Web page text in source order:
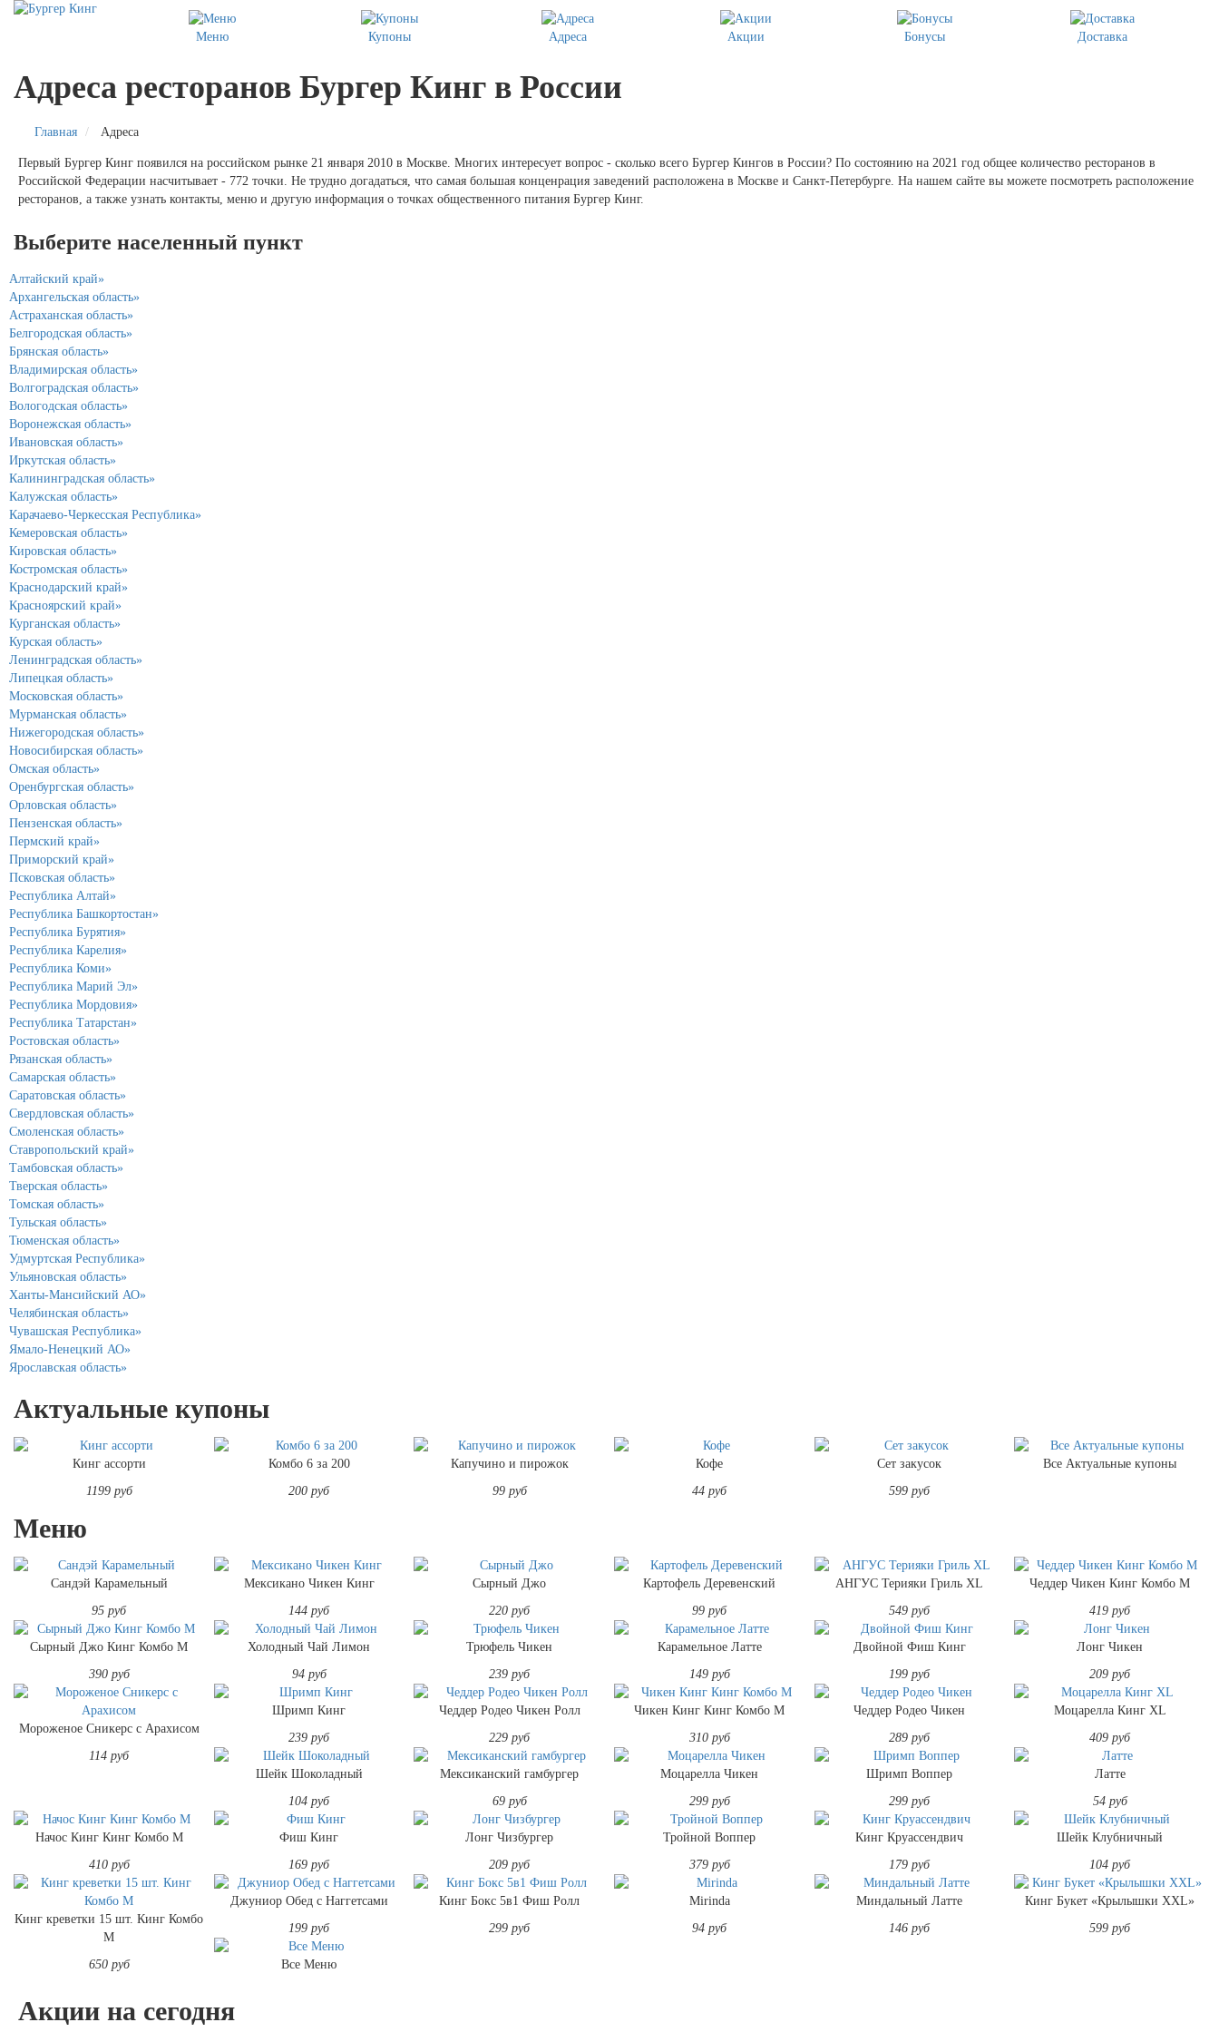
Меню Купоны Адреса Акции Бонусы Доставка
Адреса ресторанов Бургер Кинг в России
Главная Адреса
Первый Бургер Кинг появился на российском рынке 21 января 2010 в Москве. Многих интересует вопрос - сколько всего Бургер Кингов в России? По состоянию на 2021 год общее количество ресторанов в
Российской Федерации насчитывает - 772 точки. Не трудно догадаться, что самая большая конценрация заведений расположена в Москве и Санкт-Петербурге. На нашем сайте вы можете посмотреть расположение
ресторанов, а также узнать контакты, меню и другую информация о точках общественного питания Бургер Кинг.
Выберите населенный пункт
Алтайский край»
Архангельская область»
Астраханская область»
Белгородская область»
Брянская область»
Владимирская область»
Волгоградская область»
Вологодская область»
Воронежская область»
Ивановская область»
Иркутская область»
Калининградская область»
Калужская область»
Карачаево-Черкесская Республика»
Кемеровская область»
Кировская область»
Костромская область»
Краснодарский край»
Красноярский край»
Курганская область»
Курская область»
Ленинградская область»
Липецкая область»
Московская область»
Мурманская область»
Нижегородская область»
Новосибирская область»
Омская область»
Оренбургская область»
Орловская область»
Пензенская область»
Пермский край»
Приморский край»
Псковская область»
Республика Алтай»
Республика Башкортостан»
Республика Бурятия»
Республика Карелия»
Республика Коми»
Республика Марий Эл»
Республика Мордовия»
Республика Татарстан»
Ростовская область»
Рязанская область»
Самарская область»
Саратовская область»
Свердловская область»
Смоленская область»
Ставропольский край»
Тамбовская область»
Тверская область»
Томская область»
Тульская область»
Тюменская область»
Удмуртская Республика»
Ульяновская область»
Ханты-Мансийский АО»
Челябинская область»
Чувашская Республика»
Ямало-Ненецкий АО»
Ярославская область»
Актуальные купоны
Кинг ассорти
1199 руб
Комбо 6 за 200
200 руб
Капучино и пирожок
99 руб
Кофе
44 руб
Сет закусок
599 руб
Все Актуальные купоны
Меню
Сандэй Карамельный
95 руб
Мексикано Чикен Кинг
144 руб
Сырный Джо
220 руб
Картофель Деревенский
99 руб
АНГУС Терияки Гриль XL
549 руб
Чеддер Чикен Кинг Комбо M
419 руб
Сырный Джо Кинг Комбо M
390 руб
Холодный Чай Лимон
94 руб
Трюфель Чикен
239 руб
Карамельное Латте
149 руб
Двойной Фиш Кинг
199 руб
Лонг Чикен
209 руб
Мороженое Сникерс с Арахисом
114 руб
Шримп Кинг
239 руб
Чеддер Родео Чикен Ролл
229 руб
Чикен Кинг Кинг Комбо M
310 руб
Чеддер Родео Чикен
289 руб
Моцарелла Кинг XL
409 руб
Шейк Шоколадный
104 руб
Мексиканский гамбургер
69 руб
Моцарелла Чикен
299 руб
Шримп Воппер
299 руб
Латте
54 руб
Начос Кинг Кинг Комбо M
410 руб
Фиш Кинг
169 руб
Лонг Чизбургер
209 руб
Тройной Воппер
379 руб
Кинг Круассендвич
179 руб
Шейк Клубничный
104 руб
Кинг креветки 15 шт. Кинг Комбо
M
650 руб
Джуниор Обед с Наггетсами
199 руб
Кинг Бокс 5в1 Фиш Ролл
299 руб
Mirinda
94 руб
Миндальный Латте
146 руб
Кинг Букет «Крылышки XXL»
599 руб
Все Меню
Акции на сегодня